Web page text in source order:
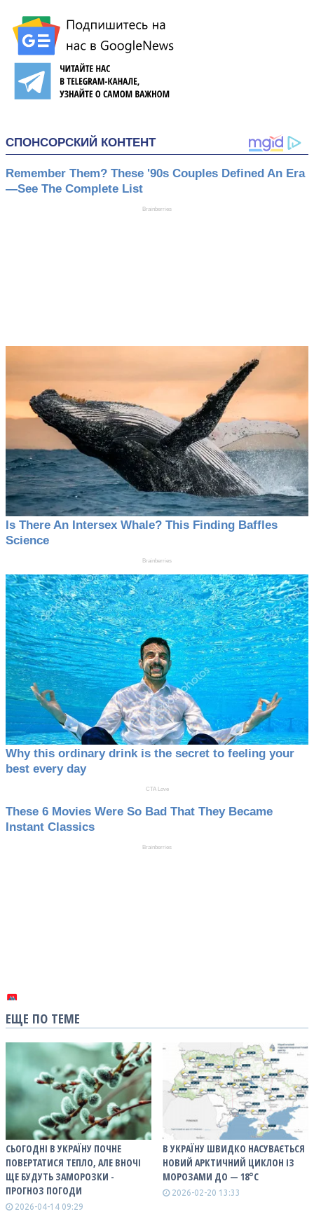
ЕЩЕ ПО ТЕМЕ
СЬОГОДНІ В УКРАЇНУ ПОЧНЕ
ПОВЕРТАТИСЯ ТЕПЛО, АЛЕ ВНОЧІ
ЩЕ БУДУТЬ ЗАМОРОЗКИ -
ПРОГНОЗ ПОГОДИ
2026-04-14 09:29
В УКРАЇНУ ШВИДКО НАСУВАЄТЬСЯ
НОВИЙ АРКТИЧНИЙ ЦИКЛОН ІЗ
МОРОЗАМИ ДО — 18°С
2026-02-20 13:33